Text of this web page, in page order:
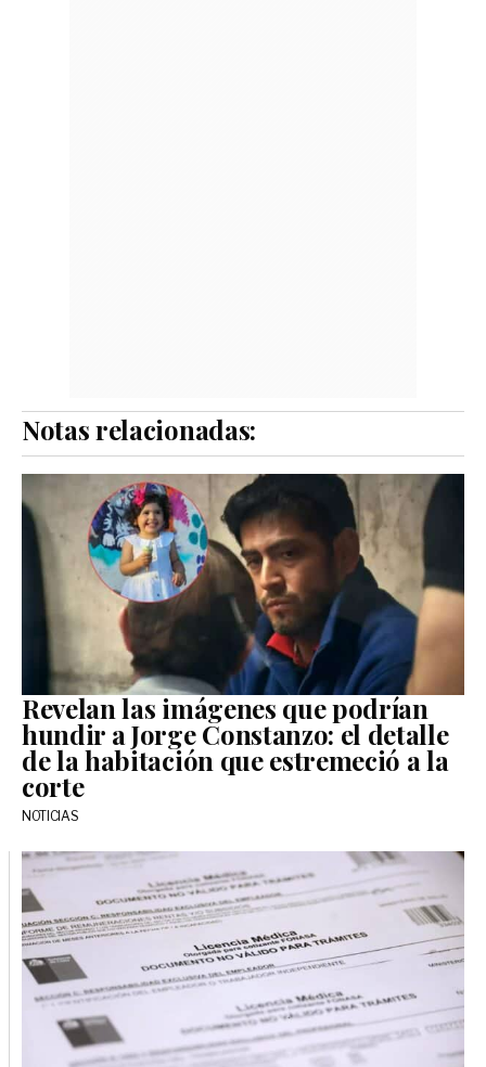
Notas relacionadas:
Revelan las imágenes que podrían
hundir a Jorge Constanzo: el detalle
de la habitación que estremeció a la
corte
NOTICIAS